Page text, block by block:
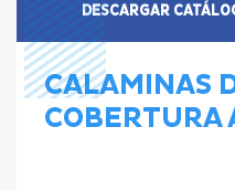
DESCARGAR
CALAMINAS
COBERTURA